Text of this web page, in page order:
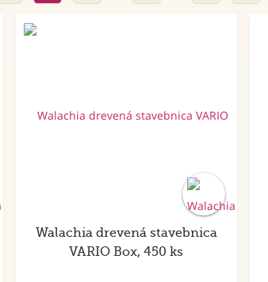
Walachia drevená stavebnica
VARIO Box, 450 ks